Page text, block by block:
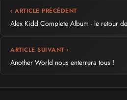
‹ ARTICLE PRÉCÉDENT
Alex Kidd Complete Album - le retour
ARTICLE SUIVANT ›
Another World nous enterrera tous !